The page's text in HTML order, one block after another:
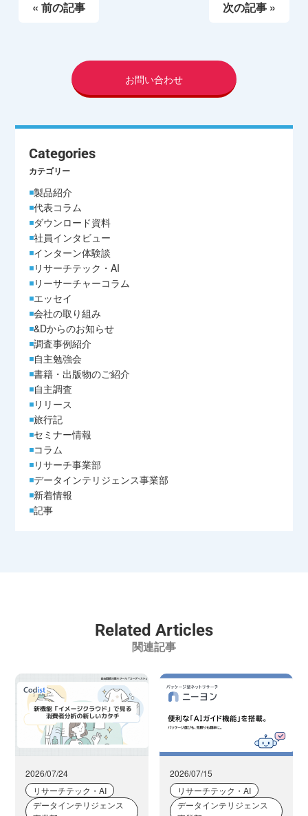
« 前の記事 次の記事 »
お問い合わせ
Categories
カテゴリー
製品紹介
代表コラム
ダウンロード資料
社員インタビュー
インターン体験談
リサーチテック・AI
リーサーチャーコラム
エッセイ
会社の取り組み
&Dからのお知らせ
調査事例紹介
自主勉強会
書籍・出版物のご紹介
自主調査
リリース
旅行記
セミナー情報
コラム
リサーチ事業部
データインテリジェンス事業部
新着情報
記事
Related Articles
関連記事
2026/07/24
リサーチテック・AI
データインテリジェンス
2026/07/15
リサーチテック・AI
データインテリジェンス